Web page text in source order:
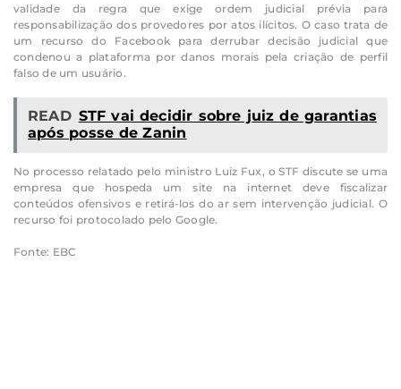
validade da regra que exige ordem judicial prévia para
responsabilização dos provedores por atos ilícitos. O caso trata de
um recurso do Facebook para derrubar decisão judicial que
condenou a plataforma por danos morais pela criação de perfil
falso de um usuário.
READ STF vai decidir sobre juiz de garantias
após posse de Zanin
No processo relatado pelo ministro Luiz Fux, o STF discute se uma
empresa que hospeda um site na internet deve fiscalizar
conteúdos ofensivos e retirá-los do ar sem intervenção judicial. O
recurso foi protocolado pelo Google.
Fonte: EBC